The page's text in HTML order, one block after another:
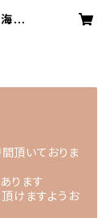
月-
頂いておりま
ります
けますようお